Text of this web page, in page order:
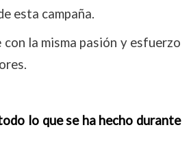
esta campaña.
la misma pasión y esfuerzo
lo que se ha hecho durante